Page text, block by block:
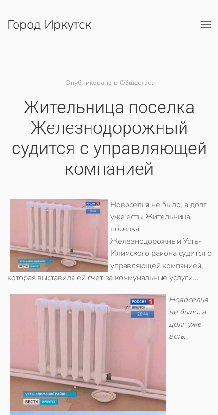
Перейти к содержимому
Город Иркутск
Опубликовано в Общество.
Жительница поселка
Железнодорожный
судится с управляющей
компанией
Новоселья не было, а долг
уже есть. Жительница
поселка
Железнодорожный Усть-
Илимского района судится с
управляющей компанией,
которая выставила ей счет за коммунальные услуги...
Новоселья
не было, а
долг уже
есть.